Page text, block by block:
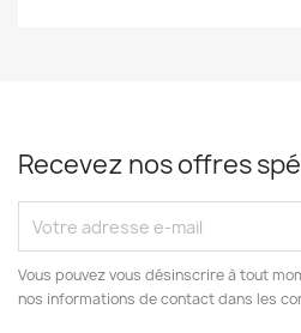
Recevez nos offres
Vous pouvez vous désinscrire à tout
nos informations de contact dans les